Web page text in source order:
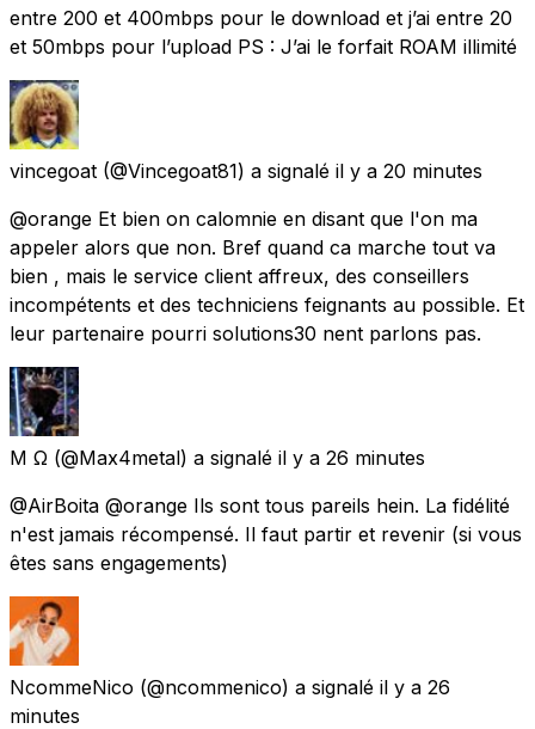
entre 200 et 400mbps pour le download et j’ai entre 20
et 50mbps pour l’upload PS : J’ai le forfait ROAM illimité
vincegoat (@Vincegoat81) a signalé il y a 20 minutes
@orange Et bien on calomnie en disant que l'on ma
appeler alors que non. Bref quand ca marche tout va
bien , mais le service client affreux, des conseillers
incompétents et des techniciens feignants au possible. Et
leur partenaire pourri solutions30 nent parlons pas.
M Ω (@Max4metal) a signalé il y a 26 minutes
@AirBoita @orange Ils sont tous pareils hein. La fidélité
n'est jamais récompensé. Il faut partir et revenir (si vous
êtes sans engagements)
NcommeNico (@ncommenico) a signalé il y a 26
minutes